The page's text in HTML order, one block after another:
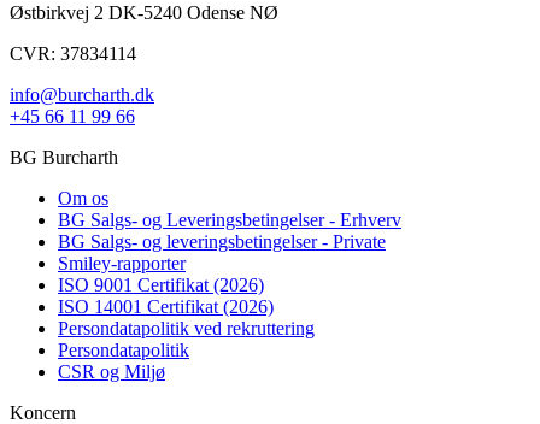
Østbirkvej 2 DK-5240 Odense NØ
CVR: 37834114
info@burcharth.dk
+45 66 11 99 66
BG Burcharth
Om os
BG Salgs- og Leveringsbetingelser - Erhverv
BG Salgs- og leveringsbetingelser - Private
Smiley-rapporter
ISO 9001 Certifikat (2026)
ISO 14001 Certifikat (2026)
Persondatapolitik ved rekruttering
Persondatapolitik
CSR og Miljø
Koncern